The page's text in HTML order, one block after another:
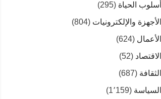
أسلوب الحياة (295)
الأجهزة والإلكترونيات (804)
الأعمال (624)
الاقتصاد (52)
الثقافة (687)
السياسة (1٬159)